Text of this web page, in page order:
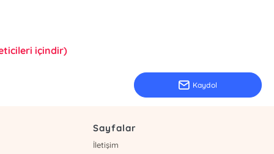
içindir)
Kaydol
Sayfalar
İletişim